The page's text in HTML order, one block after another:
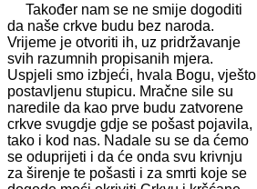
Također nam se ne smije dogoditi
da naše crkve budu bez naroda.
Vrijeme je otvoriti ih, uz pridržavanje
svih razumnih propisanih mjera.
Uspjeli smo izbjeći, hvala Bogu, vješto
postavljenu stupicu. Mračne sile su
naredile da kao prve budu zatvorene
crkve svugdje gdje se pošast pojavila,
tako i kod nas. Nadale su se da ćemo
se oduprijeti i da će onda svu krivnju
za širenje te pošasti i za smrti koje se